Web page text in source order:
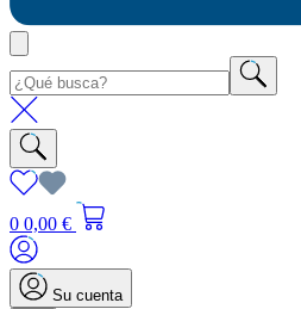
0 0,00 €
Su cuenta